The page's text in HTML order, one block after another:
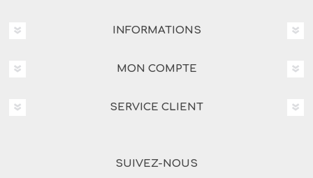
INFORMATIONS
MON COMPTE
SERVICE CLIENT
SUIVEZ-NOUS